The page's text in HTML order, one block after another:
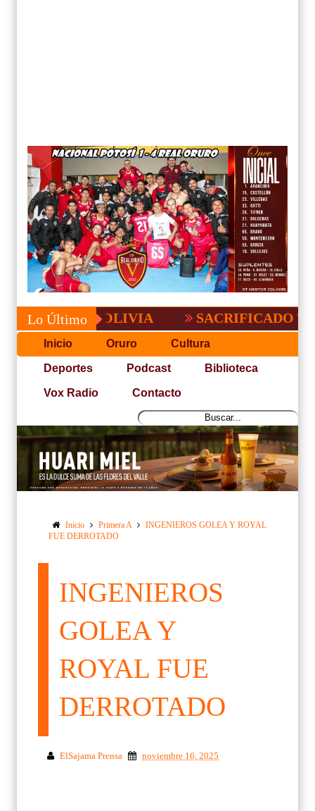
Lo Último
EN BOLIVIA SACRIFICADO TRIUNFO
Inicio Oruro Cultura
Deportes Podcast Biblioteca
Vox Radio Contacto
Inicio Primera A
INGENIEROS GOLEA Y ROYAL
FUE DERROTADO
INGENIEROS
GOLEA Y
ROYAL FUE
DERROTADO
ElSajama Prensa noviembre 16, 2025